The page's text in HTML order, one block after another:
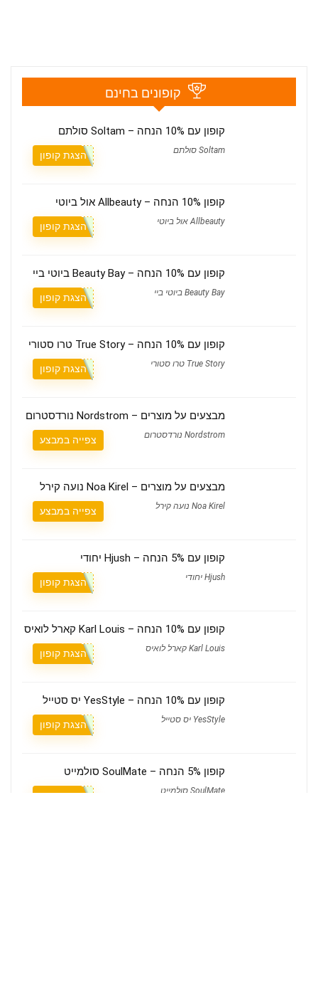
קופונים בחינם
קופון עם 10% הנחה – Soltam סולתם
Soltam סולתם הצגת קופון
קופון 10% הנחה – Allbeauty אול ביוטי
Allbeauty אול ביוטי הצגת קופון
קופון עם 10% הנחה – Beauty Bay ביוטי ביי
Beauty Bay ביוטי ביי הצגת קופון
קופון עם 10% הנחה – True Story טרו סטורי
True Story טרו סטורי הצגת קופון
מבצעים על מוצרים – Nordstrom נורדסטרום
Nordstrom נורדסטרום צפייה במבצע
מבצעים על מוצרים – Noa Kirel נועה קירל
Noa Kirel נועה קירל צפייה במבצע
קופון עם 5% הנחה – Hjush יחודי
Hjush יחודי הצגת קופון
קופון עם 10% הנחה – Karl Louis קארל לואיס
Karl Louis קארל לואיס הצגת קופון
קופון עם 10% הנחה – YesStyle יס סטייל
YesStyle יס סטייל הצגת קופון
קופון 5% הנחה – SoulMate סולמייט
SoulMate סולמייט הצגת קופון